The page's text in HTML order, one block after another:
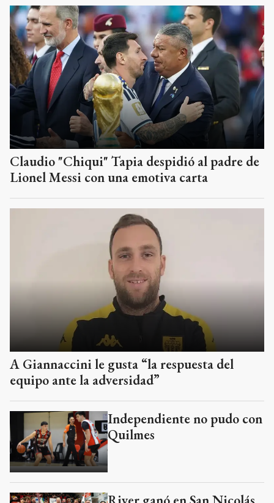
Claudio "Chiqui" Tapia despidió al padre de
Lionel Messi con una emotiva carta
A Giannaccini le gusta “la respuesta del
equipo ante la adversidad”
Independiente no pudo con
Quilmes